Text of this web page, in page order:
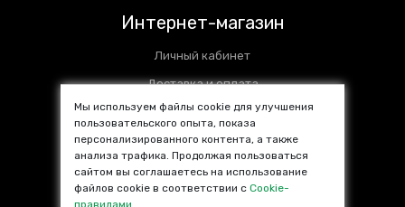
Интернет-магазин
Личный кабинет
Доставка и оплата
Установочные центры
Контакты
SALE %
Популярные товары
Мы используем файлы cookie для улучшения
пользовательского опыта, показа
персонализированного контента, а также
анализа трафика. Продолжая пользоваться
сайтом вы соглашаетесь на использование
файлов cookie в соответствии сCookie-
правилами